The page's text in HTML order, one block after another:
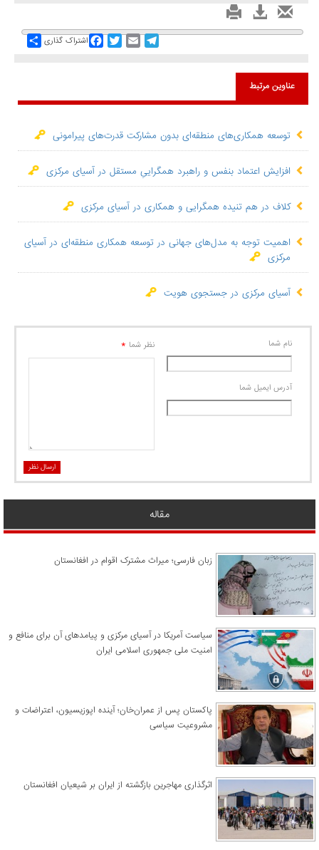
Share اشتراک گذاری
FacebookTwitterEmail
Telegram
عناوین مرتبط
توسعه همکاری‌های منطقه‌ای بدون مشارکت قدر‌ت‌های پیرامونی
افزایش اعتماد بنفس و راهبرد همگراییِ مستقل در آسیای مرکزی
کلاف در هم تنیده همگرایی و همکاری در آسیای مرکزی
اهمیت توجه به مدل‌های جهانی در توسعه همکاری منطقه‌ای در آسیای
مرکزی
آسیای مرکزی در جستجوی هویت
نام شما
آدرس ايميل شما
نظر شما *
ارسال نظر
مقاله
زبان فارسی؛ میراث مشترک اقوام در افغانستان
سیاست آمریکا در آسیای مرکزی و پیامدهای آن برای منافع و
امنیت ملی جمهوری اسلامی ایران
پاکستان پس از عمران‌خان؛ آینده اپوزیسیون، اعتراضات و
مشروعیت سیاسی
اثرگذاری مهاجرین بازگشته از ایران بر شیعیان افغانستان